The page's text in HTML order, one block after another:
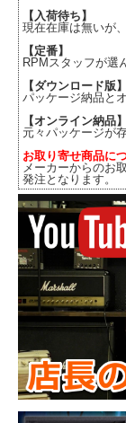
【入荷待ち】
現在在庫は無いが
【定番】
RPMスタッフが選
【ダウンロード版】
パッケージ納品と
【オンライン納品】
元々パッケージが
お取り寄せ商品に
メーカーからのお
発注となります。